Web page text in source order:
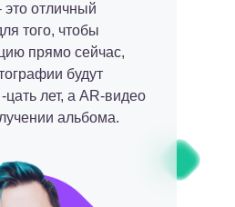
это отличный
того, чтобы
прямо сейчас,
будут
лет, а AR-видео
альбома.